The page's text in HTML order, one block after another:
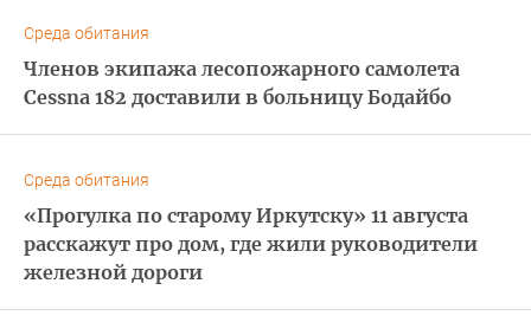
Среда обитания
Членов экипажа лесопожарного самолета
Cessna 182 доставили в больницу Бодайбо
Среда обитания
«Прогулка по старому Иркутску» 11 августа
расскажут про дом, где жили руководители
железной дороги